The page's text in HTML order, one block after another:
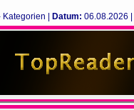
Datum: 06.08.2026 |
Kategorien |